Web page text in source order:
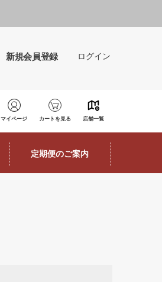
新規会員登録 ログイン
マイページ カートを見る 店舗一覧
定期便のご案内